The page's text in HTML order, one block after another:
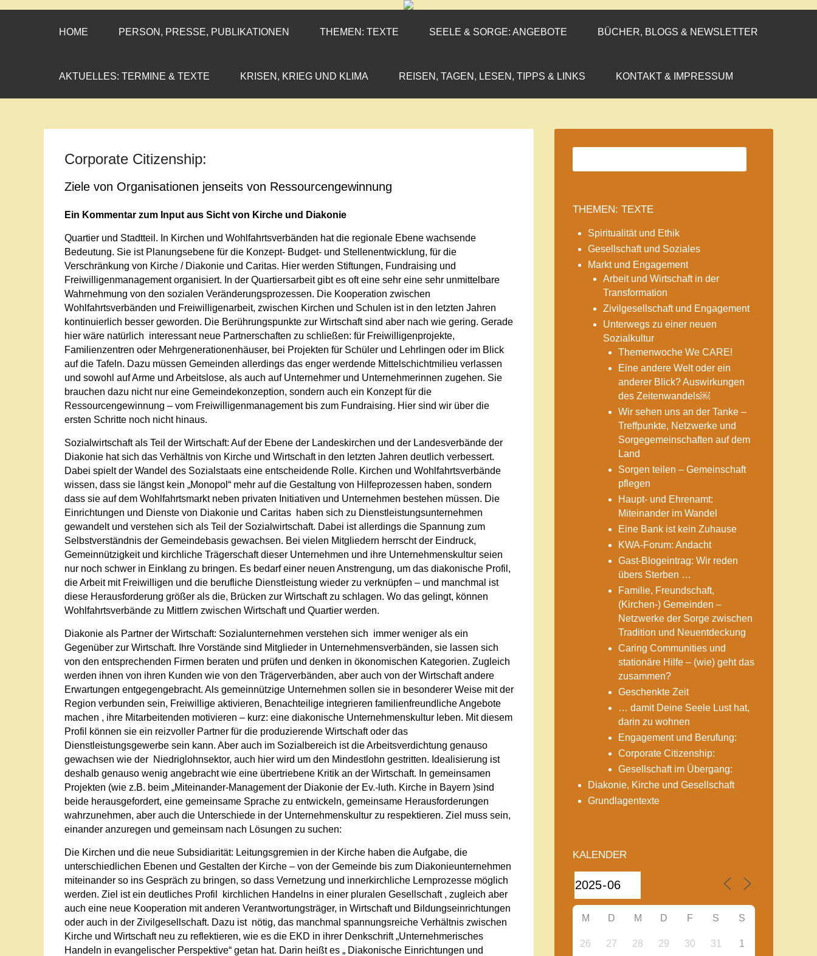
CORNELIA COENEN-MARX
»ENGAGEMENT MIT PROFIL«
HOME PERSON, PRESSE, PUBLIKATIONEN THEMEN: TEXTE SEELE & SORGE: ANGEBOTE BÜCHER, BLOGS & NEWSLETTER
AKTUELLES: TERMINE & TEXTE KRISEN, KRIEG UND KLIMA REISEN, TAGEN, LESEN, TIPPS & LINKS KONTAKT & IMPRESSUM
Corporate Citizenship:
Ziele von Organisationen jenseits von Ressourcengewinnung
Ein Kommentar zum Input aus Sicht von Kirche und Diakonie
Quartier und Stadtteil. In Kirchen und Wohlfahrtsverbänden hat die regionale Ebene wachsende
Bedeutung. Sie ist Planungsebene für die Konzept- Budget- und Stellenentwicklung, für die
Verschränkung von Kirche / Diakonie und Caritas. Hier werden Stiftungen, Fundraising und
Freiwilligenmanagement organisiert. In der Quartiersarbeit gibt es oft eine sehr eine sehr unmittelbare
Wahrnehmung von den sozialen Veränderungsprozessen. Die Kooperation zwischen
Wohlfahrtsverbänden und Freiwilligenarbeit, zwischen Kirchen und Schulen ist in den letzten Jahren
kontinuierlich besser geworden. Die Berührungspunkte zur Wirtschaft sind aber nach wie gering. Gerade
hier wäre natürlich interessant neue Partnerschaften zu schließen: für Freiwilligenprojekte,
Familienzentren oder Mehrgenerationenhäuser, bei Projekten für Schüler und Lehrlingen oder im Blick
auf die Tafeln. Dazu müssen Gemeinden allerdings das enger werdende Mittelschichtmilieu verlassen
und sowohl auf Arme und Arbeitslose, als auch auf Unternehmer und Unternehmerinnen zugehen. Sie
brauchen dazu nicht nur eine Gemeindekonzeption, sondern auch ein Konzept für die
Ressourcengewinnung – vom Freiwilligenmanagement bis zum Fundraising. Hier sind wir über die
ersten Schritte noch nicht hinaus.
Sozialwirtschaft als Teil der Wirtschaft: Auf der Ebene der Landeskirchen und der Landesverbände der
Diakonie hat sich das Verhältnis von Kirche und Wirtschaft in den letzten Jahren deutlich verbessert.
Dabei spielt der Wandel des Sozialstaats eine entscheidende Rolle. Kirchen und Wohlfahrtsverbände
wissen, dass sie längst kein „Monopol“ mehr auf die Gestaltung von Hilfeprozessen haben, sondern
dass sie auf dem Wohlfahrtsmarkt neben privaten Initiativen und Unternehmen bestehen müssen. Die
Einrichtungen und Dienste von Diakonie und Caritas haben sich zu Dienstleistungsunternehmen
gewandelt und verstehen sich als Teil der Sozialwirtschaft. Dabei ist allerdings die Spannung zum
Selbstverständnis der Gemeindebasis gewachsen. Bei vielen Mitgliedern herrscht der Eindruck,
Gemeinnützigkeit und kirchliche Trägerschaft dieser Unternehmen und ihre Unternehmenskultur seien
nur noch schwer in Einklang zu bringen. Es bedarf einer neuen Anstrengung, um das diakonische Profil,
die Arbeit mit Freiwilligen und die berufliche Dienstleistung wieder zu verknüpfen – und manchmal ist
diese Herausforderung größer als die, Brücken zur Wirtschaft zu schlagen. Wo das gelingt, können
Wohlfahrtsverbände zu Mittlern zwischen Wirtschaft und Quartier werden.
Diakonie als Partner der Wirtschaft: Sozialunternehmen verstehen sich immer weniger als ein
Gegenüber zur Wirtschaft. Ihre Vorstände sind Mitglieder in Unternehmensverbänden, sie lassen sich
von den entsprechenden Firmen beraten und prüfen und denken in ökonomischen Kategorien. Zugleich
werden ihnen von ihren Kunden wie von den Trägerverbänden, aber auch von der Wirtschaft andere
Erwartungen entgegengebracht. Als gemeinnützige Unternehmen sollen sie in besonderer Weise mit der
Region verbunden sein, Freiwillige aktivieren, Benachteilige integrieren familienfreundliche Angebote
machen , ihre Mitarbeitenden motivieren – kurz: eine diakonische Unternehmenskultur leben. Mit diesem
Profil können sie ein reizvoller Partner für die produzierende Wirtschaft oder das
Dienstleistungsgewerbe sein kann. Aber auch im Sozialbereich ist die Arbeitsverdichtung genauso
gewachsen wie der Niedriglohnsektor, auch hier wird um den Mindestlohn gestritten. Idealisierung ist
deshalb genauso wenig angebracht wie eine übertriebene Kritik an der Wirtschaft. In gemeinsamen
Projekten (wie z.B. beim „Miteinander-Management der Diakonie der Ev.-luth. Kirche in Bayern )sind
beide herausgefordert, eine gemeinsame Sprache zu entwickeln, gemeinsame Herausforderungen
wahrzunehmen, aber auch die Unterschiede in der Unternehmenskultur zu respektieren. Ziel muss sein,
einander anzuregen und gemeinsam nach Lösungen zu suchen:
Die Kirchen und die neue Subsidiarität: Leitungsgremien in der Kirche haben die Aufgabe, die
unterschiedlichen Ebenen und Gestalten der Kirche – von der Gemeinde bis zum Diakonieunternehmen
miteinander so ins Gespräch zu bringen, so dass Vernetzung und innerkirchliche Lernprozesse möglich
werden. Ziel ist ein deutliches Profil kirchlichen Handelns in einer pluralen Gesellschaft , zugleich aber
auch eine neue Kooperation mit anderen Verantwortungsträger, in Wirtschaft und Bildungseinrichtungen
oder auch in der Zivilgesellschaft. Dazu ist nötig, das manchmal spannungsreiche Verhältnis zwischen
Kirche und Wirtschaft neu zu reflektieren, wie es die EKD in ihrer Denkschrift „Unternehmerisches
Handeln in evangelischer Perspektive“ getan hat. Darin heißt es „ Diakonische Einrichtungen und
THEMEN: TEXTE
Spiritualität und Ethik
Gesellschaft und Soziales
Markt und Engagement
Arbeit und Wirtschaft in der
Transformation
Zivilgesellschaft und Engagement
Unterwegs zu einer neuen
Sozialkultur
Themenwoche We CARE!
Eine andere Welt oder ein
anderer Blick? Auswirkungen
des Zeitenwandels￼
Wir sehen uns an der Tanke –
Treffpunkte, Netzwerke und
Sorgegemeinschaften auf dem
Land
Sorgen teilen – Gemeinschaft
pflegen
Haupt- und Ehrenamt:
Miteinander im Wandel
Eine Bank ist kein Zuhause
KWA-Forum: Andacht
Gast-Blogeintrag: Wir reden
übers Sterben …
Familie, Freundschaft,
(Kirchen-) Gemeinden –
Netzwerke der Sorge zwischen
Tradition und Neuentdeckung
Caring Communities und
stationäre Hilfe – (wie) geht das
zusammen?
Geschenkte Zeit
… damit Deine Seele Lust hat,
darin zu wohnen
Engagement und Berufung:
Corporate Citizenship:
Gesellschaft im Übergang:
Diakonie, Kirche und Gesellschaft
Grundlagentexte
KALENDER
M D M D F S S
26 27 28 29 30 31 1